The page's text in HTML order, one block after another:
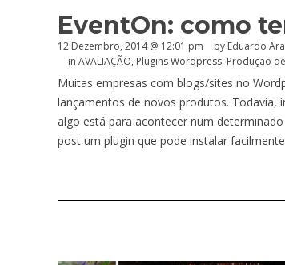
EventOn: como
12 Dezembro, 2014 @ 12:01 pm by Eduardo
in AVALIAÇÃO, Plugins Wordpress, Produção
Muitas empresas com blogs/sites no
lançamentos de novos produtos. Todavia,
algo está para acontecer num
post um plugin que pode instalar